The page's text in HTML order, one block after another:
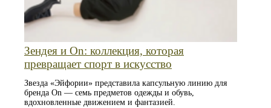
Зендея и On: коллекция, которая
превращает спорт в искусство
Звезда «Эйфории» представила капсульную линию для
бренда On — семь предметов одежды и обувь,
вдохновленные движением и фантазией.